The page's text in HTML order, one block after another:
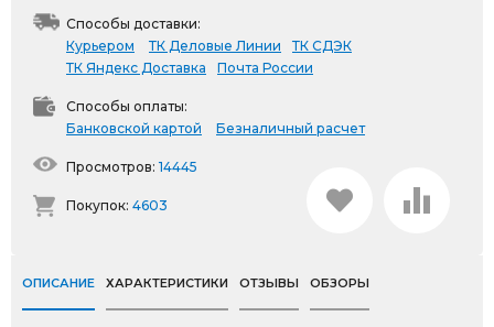
Способы доставки:
Курьером
ТК Деловые Линии
ТК СДЭК
ТК Яндекс Доставка
Почта России
Способы оплаты:
Банковской картой
Безналичный расчет
Просмотров: 14445
Покупок: 4603
ОПИСАНИЕ ХАРАКТЕРИСТИКИ ОТЗЫВЫ ОБЗОРЫ